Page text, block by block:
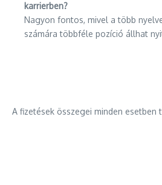
karrierben?
Nagyon fontos, mivel a több
számára többféle pozíció állhat
A fizetések összegei minden